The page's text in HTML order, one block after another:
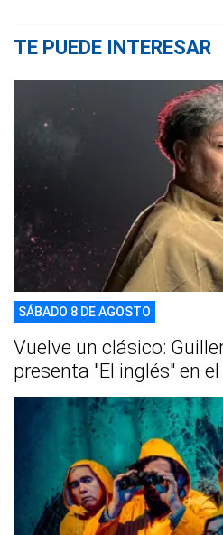
TE PUEDE INTERESAR
SÁBADO 8 DE AGOSTO
Vuelve un clásico:
presenta "El inglés" en